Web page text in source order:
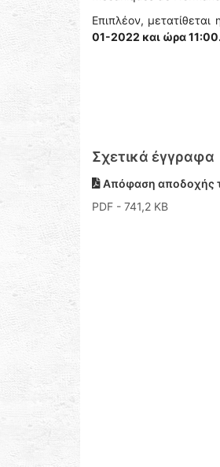
Επιπλέον,
01-2022 και ώρα 11:00.
Σχετικά έγγραφα
Απόφαση αποδοχής
PDF - 741,2 KB